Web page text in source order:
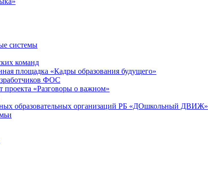
системы
команд
площадка «Кадры образования будущего»
ФОС
проекта «Разговоры о важном»
образовательных организаций РБ «ДОшкольный ДВИЖ»